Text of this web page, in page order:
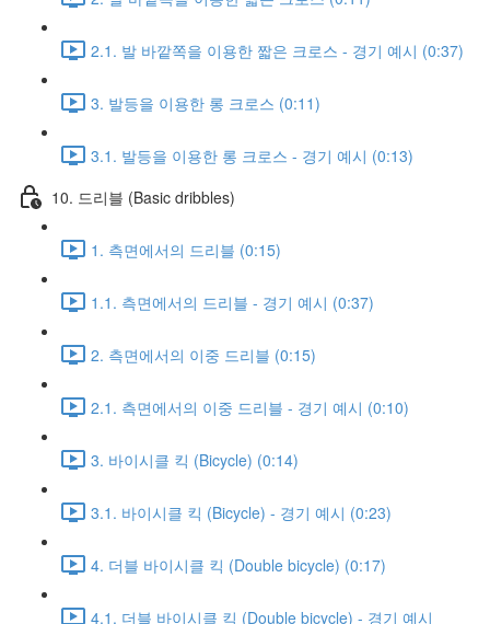
2.1. 발 바깥쪽을 이용한 짧은 크로스 - 경기 예시 (0:37)
3. 발등을 이용한 롱 크로스 (0:11)
3.1. 발등을 이용한 롱 크로스 - 경기 예시 (0:13)
10. 드리블 (Basic dribbles)
1. 측면에서의 드리블 (0:15)
1.1. 측면에서의 드리블 - 경기 예시 (0:37)
2. 측면에서의 이중 드리블 (0:15)
2.1. 측면에서의 이중 드리블 - 경기 예시 (0:10)
3. 바이시클 킥 (Bicycle) (0:14)
3.1. 바이시클 킥 (Bicycle) - 경기 예시 (0:23)
4. 더블 바이시클 킥 (Double bicycle) (0:17)
4.1. 더블 바이시클 킥 (Double bicycle) - 경기 예시